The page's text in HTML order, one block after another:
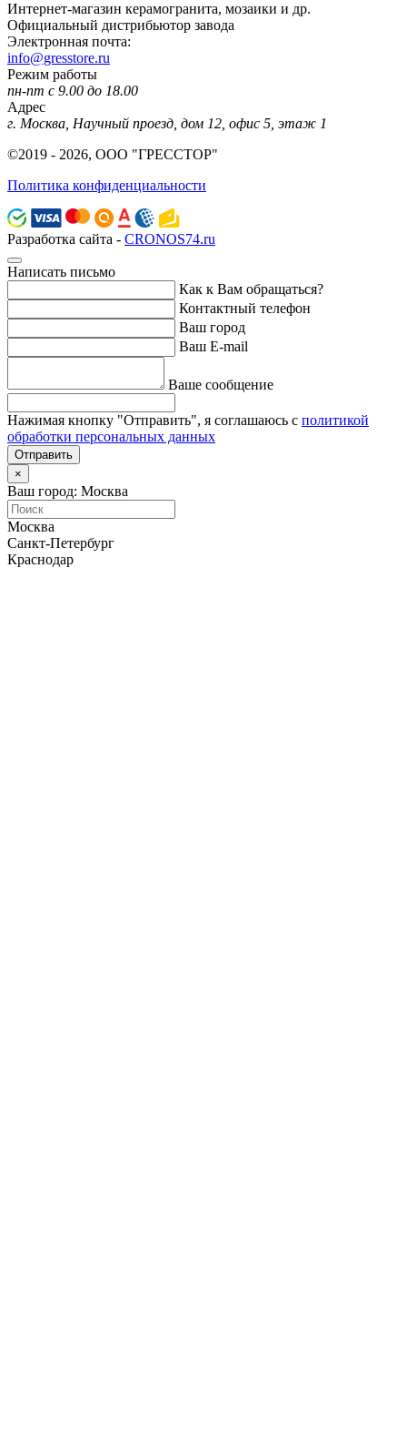
Интернет-магазин керамогранита, мозаики и др.
Официальный дистрибьютор завода
Электронная почта:
info@gresstore.ru
Режим работы
пн-пт с 9.00 до 18.00
Адрес
г. Москва, Научный проезд, дом 12, офис 5, этаж 1
©2019 - 2026, ООО "ГРЕССТОР"
Политика конфиденциальности
Разработка сайта - CRONOS74.ru
Написать письмо
Как к Вам обращаться?
Контактный телефон
Ваш город
Ваш E-mail
Ваше сообщение
Нажимая кнопку "Отправить", я соглашаюсь с политикой
обработки персональных данных
Отправить
×
Ваш город: Москва
Москва
Санкт-Петербург
Краснодар